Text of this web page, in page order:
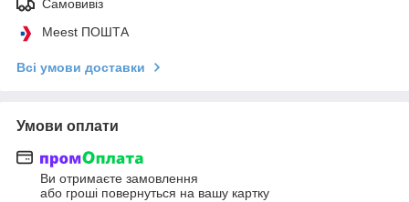
Самовивіз
Meest ПОШТА
Всі умови доставки
Умови оплати
Ви отримаєте замовлення
або гроші повернуться на вашу картку